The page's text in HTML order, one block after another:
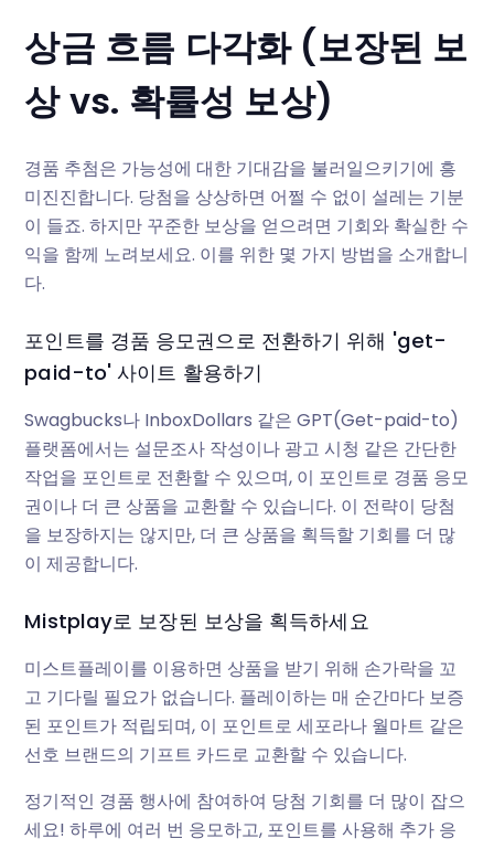
상금 흐름 다각화 (보장된 보
상 vs. 확률성 보상)
경품 추첨은 가능성에 대한 기대감을 불러일으키기에 흥
미진진합니다. 당첨을 상상하면 어쩔 수 없이 설레는 기분
이 들죠. 하지만 꾸준한 보상을 얻으려면 기회와 확실한 수
익을 함께 노려보세요. 이를 위한 몇 가지 방법을 소개합니
다.
포인트를 경품 응모권으로 전환하기 위해 'get-
paid-to' 사이트 활용하기
Swagbucks나 InboxDollars 같은 GPT(Get-paid-to)
플랫폼에서는 설문조사 작성이나 광고 시청 같은 간단한
작업을 포인트로 전환할 수 있으며, 이 포인트로 경품 응모
권이나 더 큰 상품을 교환할 수 있습니다. 이 전략이 당첨
을 보장하지는 않지만, 더 큰 상품을 획득할 기회를 더 많
이 제공합니다.
Mistplay로 보장된 보상을 획득하세요
미스트플레이를 이용하면 상품을 받기 위해 손가락을 꼬
고 기다릴 필요가 없습니다. 플레이하는 매 순간마다 보증
된 포인트가 적립되며, 이 포인트로 세포라나 월마트 같은
선호 브랜드의 기프트 카드로 교환할 수 있습니다.
정기적인 경품 행사에 참여하여 당첨 기회를 더 많이 잡으
세요! 하루에 여러 번 응모하고, 포인트를 사용해 추가 응